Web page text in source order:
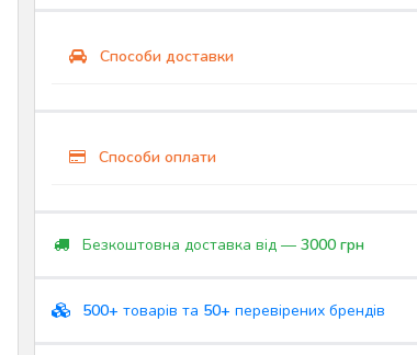
Способи доставки
Способи оплати
Безкоштовна доставка від — 3000 грн
500+ товарів та 50+ перевірених брендів